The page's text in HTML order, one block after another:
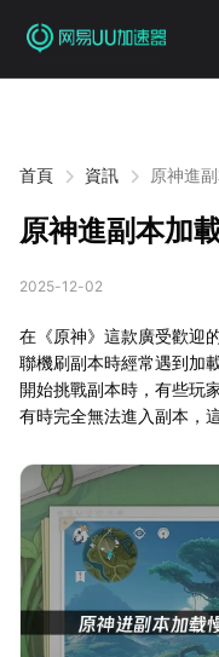
首頁 資訊 原神進
原神進副本加
2025-12-02
在《原神》這款廣受歡迎
聯機刷副本時經常遇到加
開始挑戰副本時，有些玩
有時完全無法進入副本，